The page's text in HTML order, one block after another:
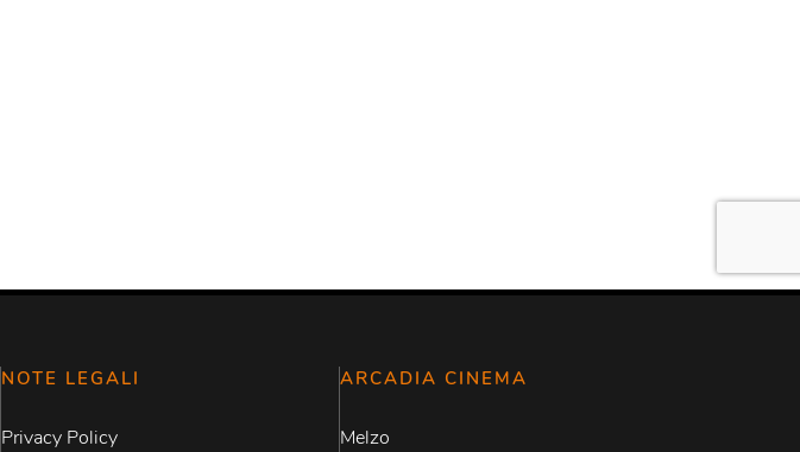
NOTE LEGALI
Privacy Policy
ARCADIA CINEMA
Melzo